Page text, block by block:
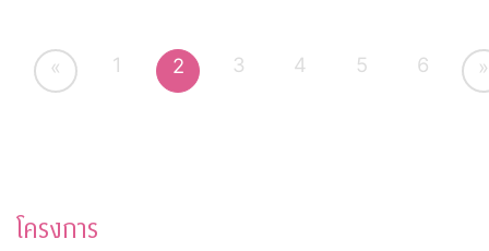
« 1 2 3 4 5 6 »
โครงการ